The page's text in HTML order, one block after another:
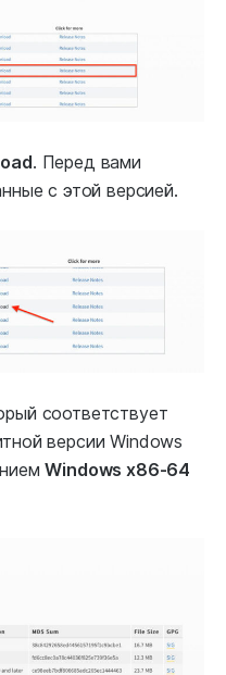
. Перед вами
с этой версией.
соответствует
версии Windows
Windows x86-64